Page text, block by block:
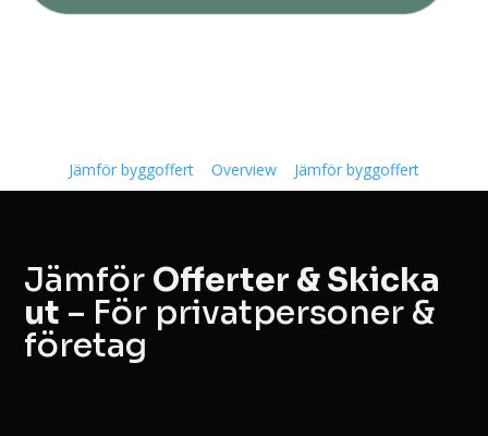
Jämför byggoffert Overview Jämför byggoffert
Jämför Offerter & Skicka
ut – För privatpersoner &
företag